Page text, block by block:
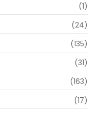
(1)
(24)
(135)
(31)
(163)
(17)